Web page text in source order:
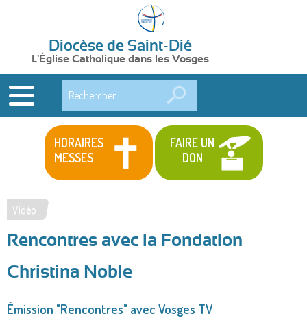
Diocèse de Saint-Dié
L'Église Catholique dans les Vosges
HORAIRES
MESSES
FAIRE UN
DON
Vous
êtes
ici
Vidéo
Rencontres avec la Fondation
Christina Noble
Émission "Rencontres" avec Vosges TV